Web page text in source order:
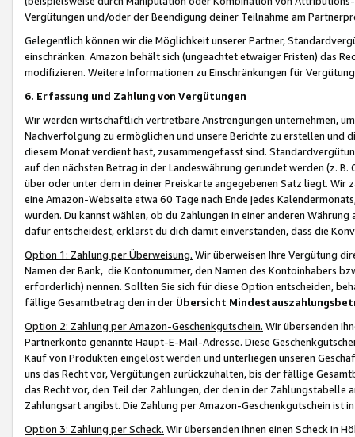
Vergütungen und/oder der Beendigung deiner Teilnahme am
Gelegentlich können wir die Möglichkeit unserer Partner,
einschränken. Amazon behält sich (ungeachtet etwaiger Fristen) das
modifizieren. Weitere Informationen zu Einschränkungen für
6. Erfassung und Zahlung von Vergütungen
Wir werden wirtschaftlich vertretbare Anstrengungen unternehmen,
Nachverfolgung zu ermöglichen und unsere Berichte zu erstellen und
diesem Monat verdient hast, zusammengefasst sind.
auf den nächsten Betrag in der Landeswährung gerundet werden (z.
über oder unter dem in deiner Preiskarte angegebenen Satz liegt.
eine Amazon-Webseite etwa 60 Tage nach Ende jedes
wurden. Du kannst wählen, ob du Zahlungen in einer anderen
dafür entscheidest, erklärst du dich damit einverstanden, dass die
Option 1: Zahlung per Überweisung. Wir überweisen Ihre Vergütung
Namen der Bank, die Kontonummer, den Namen des Kontoinhabers
erforderlich) nennen. Sollten Sie sich für diese Option entscheiden,
fällige Gesamtbetrag den in der Übersicht
Option 2: Zahlung per Amazon-Geschenkgutschein. Wir übersenden
Partnerkonto genannte Haupt-E-Mail-Adresse. Diese
Kauf von Produkten eingelöst werden und unterliegen unseren
uns das Recht vor, Vergütungen zurückzuhalten, bis der fällige
das Recht vor, den Teil der Zahlungen, der den in der
Zahlungsart angibst. Die Zahlung per Amazon-Geschenkgutschein ist
Option 3: Zahlung per Scheck. Wir übersenden Ihnen einen Scheck in